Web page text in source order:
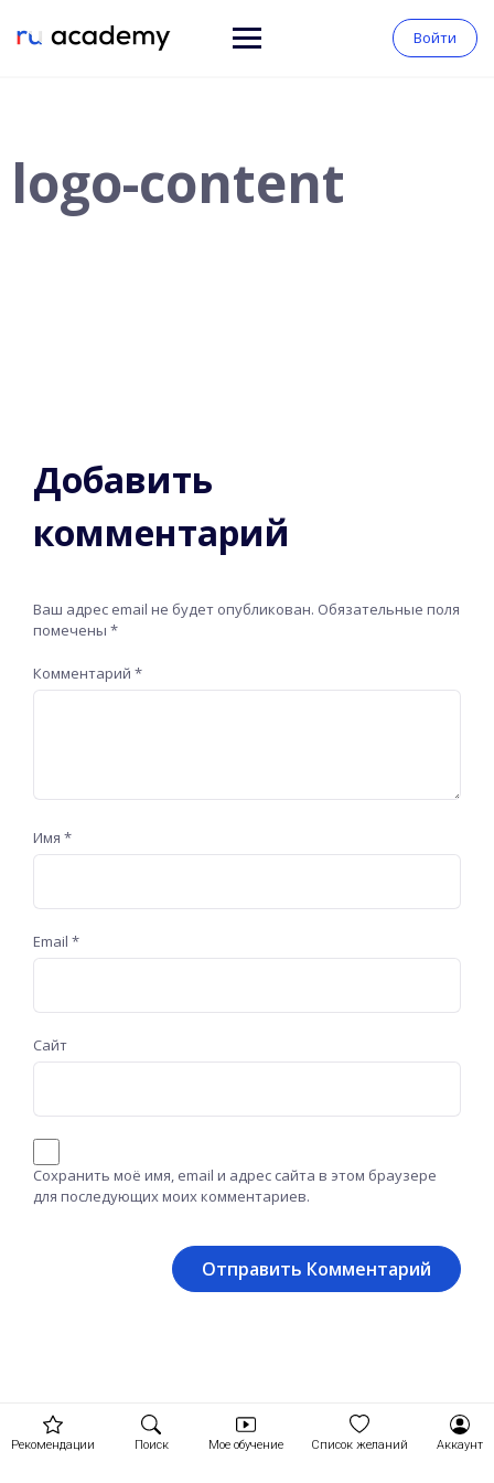
Войти
logo-content
Добавить
комментарий
Ваш адрес email не будет опубликован. Обязательные поля
помечены *
Комментарий *
Имя *
Email *
Сайт
Сохранить моё имя, email и адрес сайта в этом браузере
для последующих моих комментариев.
Рекомендации Поиск Мое обучение Список желаний Аккаунт